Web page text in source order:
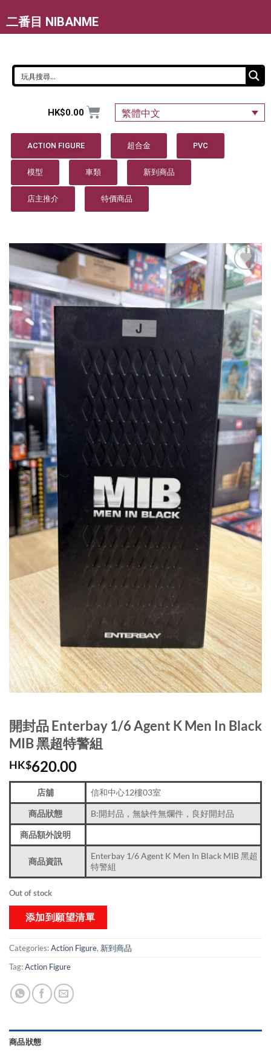
二番目 NIBANME
HK$0.00 繁體中文
ACTION FIGURE 超合金 PVC
模型 車類 新到商品
店主推介 特價商品
開封品 Enterbay 1/6 Agent K Men In Black
MIB 黑超特警組
HK$620.00
店舖 信和中心12樓03室
商品狀態 B:開封品，無缺件無爛件，良好開封品
商品額外說明
商品資訊
Enterbay 1/6 Agent K Men In Black MIB 黑超
特警組
Out of stock
添加到願望清單
Categories:Action Figure, 新到商品​
Tag:Action Figure
商品狀態